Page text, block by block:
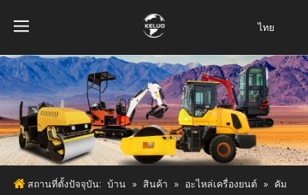
ไทย
Bahasa
indonesia
Türk dili
Italiano
Deutsch
Português
Español
สถานที่ตั้งปัจจุบัน: บ้าน » สินค้า » อะไหล่เครื่องยนต์ » คัม